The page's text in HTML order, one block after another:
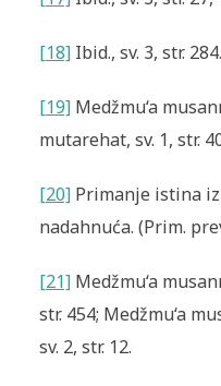
[18]Ibid., sv. 3, str. 284.
[19]Medžmu‘a
mutarehat, sv. 1, str.
[20]Primanje istina iz
nadahnuća. (Prim.
[21]Medžmu‘a
str. 454; Medžmu‘a
sv. 2, str. 12.